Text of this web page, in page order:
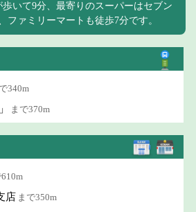
いて9分、最寄りのスーパーはセブン
ファミリーマートも徒歩7分です。
340m
まで370m
店 まで350m